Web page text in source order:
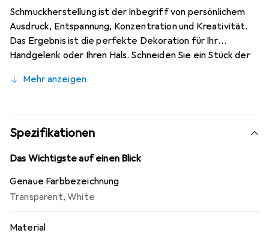
Schmuckherstellung ist der Inbegriff von persönlichem
Ausdruck, Entspannung, Konzentration und Kreativität.
Das Ergebnis ist die perfekte Dekoration für Ihr
Handgelenk oder Ihren Hals. Schneiden Sie ein Stück der
beginnen Sie mit Ihren eigenen Kreationen. Mit bunten
Erwachsene ihre Kreativität auf vielfältige Weise zum
Ausdruck bringen. Von einem femininen und schlichten
Perlenarmband bis zur eleganten oder rustikalen
Halskette – die Möglichkeiten sind unbegrenzt, wenn Sie
zur Hand haben. Achten Sie bei der Auswahl der Perlen
darauf, dass die elastische Schnur den richtigen
elastische Schnur ist fest, aber wenn Sie viele grosse
Mehr anzeigen
Spezifikationen
Das Wichtigste auf einen Blick
Genaue Farbbezeichnung
Transparent,White
Material